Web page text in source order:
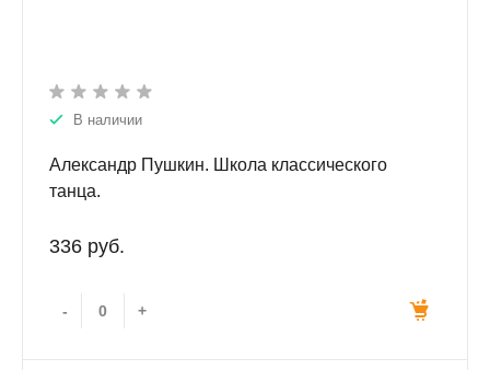
В наличии
Александр Пушкин. Школа классического
танца.
336 руб.
- +